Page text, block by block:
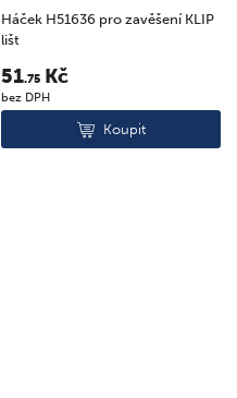
Háček H51636 pro zavěšení KLIP
lišt
51.75 Kč
bez DPH
Koupit